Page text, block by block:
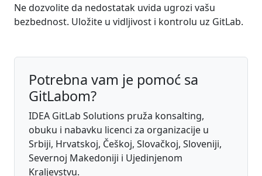
Ne dozvolite da nedostatak uvida ugrozi vašu
bezbednost. Uložite u vidljivost i kontrolu uz GitLab.
Potrebna vam je pomoć sa
GitLabom?
IDEA GitLab Solutions pruža konsalting,
obuku i nabavku licenci za organizacije u
Srbiji, Hrvatskoj, Češkoj, Slovačkoj, Sloveniji,
Severnoj Makedoniji i Ujedinjenom
Kraljevstvu.